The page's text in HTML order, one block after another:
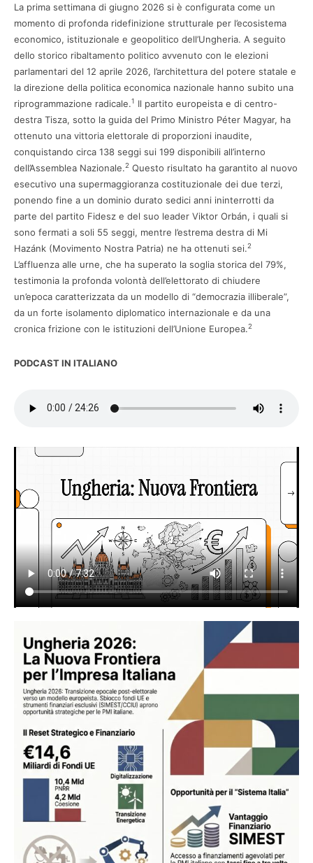
La prima settimana di giugno 2026 si è configurata come un
momento di profonda ridefinizione strutturale per l’ecosistema
economico, istituzionale e geopolitico dell’Ungheria. A seguito
dello storico ribaltamento politico avvenuto con le elezioni
parlamentari del 12 aprile 2026, l’architettura del potere statale e
la direzione della politica economica nazionale hanno subito una
riprogrammazione radicale.1 Il partito europeista e di centro-
destra Tisza, sotto la guida del Primo Ministro Péter Magyar, ha
ottenuto una vittoria elettorale di proporzioni inaudite,
conquistando circa 138 seggi sui 199 disponibili all’interno
dell’Assemblea Nazionale.2 Questo risultato ha garantito al nuovo
esecutivo una supermaggioranza costituzionale dei due terzi,
ponendo fine a un dominio durato sedici anni ininterrotti da
parte del partito Fidesz e del suo leader Viktor Orbán, i quali si
sono fermati a soli 55 seggi, mentre l’estrema destra di Mi
Hazánk (Movimento Nostra Patria) ne ha ottenuti sei.2
L’affluenza alle urne, che ha superato la soglia storica del 79%,
testimonia la profonda volontà dell’elettorato di chiudere
un’epoca caratterizzata da un modello di “democrazia illiberale”,
da un forte isolamento diplomatico internazionale e da una
cronica frizione con le istituzioni dell’Unione Europea.2
PODCAST IN ITALIANO